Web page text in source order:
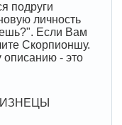
подруги
личность
Если Вам
Скорпионшу.
описанию - это